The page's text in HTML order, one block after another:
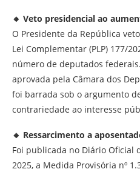
🔸 Veto presidencial ao
O Presidente da República
Lei Complementar (PLP) 177/
número de deputados
aprovada pela Câmara dos
foi barrada sob o argumento
contrariedade ao interesse
🔸 Ressarcimento a
Foi publicada no Diário Oficial
2025, a Medida Provisória nº